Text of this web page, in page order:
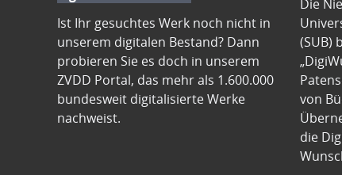
Ist Ihr gesuchtes Werk noch nicht in
unserem digitalen Bestand? Dann
probieren Sie es doch in unserem
ZVDD Portal, das mehr als 1.600.000
bundesweit digitalisierte Werke
nachweist.
Die
(SUB)
von
die